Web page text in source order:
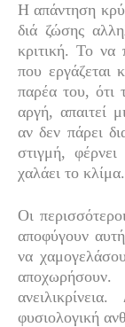
Η απάντηση
διά ζώσης
κριτική. Το να
που εργάζεται
παρέα του, ότι
αργή, απαιτεί
αν δεν πάρει
στιγμή,
χαλάει το κλίμα.
Οι
αποφύγουν
να
φυσιολογική